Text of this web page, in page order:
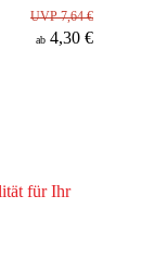
UVP 7,64 €
ab 4,30 €
für Ihr